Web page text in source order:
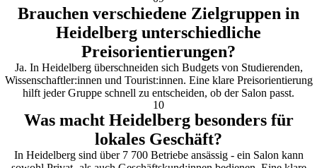
Brauchen verschiedene Zielgruppen in
Heidelberg unterschiedliche
Preisorientierungen?
Ja. In Heidelberg überschneiden sich Budgets von Studierenden,
Wissenschaftler:innen und Tourist:innen. Eine klare Preisorientierung
hilft jeder Gruppe schnell zu entscheiden, ob der Salon passt.
10
Was macht Heidelberg besonders für
lokales Geschäft?
In Heidelberg sind über 7 700 Betriebe ansässig - ein Salon kann